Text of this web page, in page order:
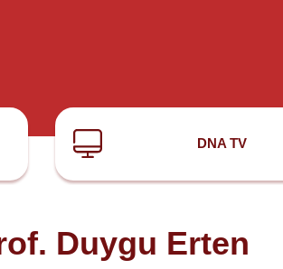
DNA TV
Duygu Erten